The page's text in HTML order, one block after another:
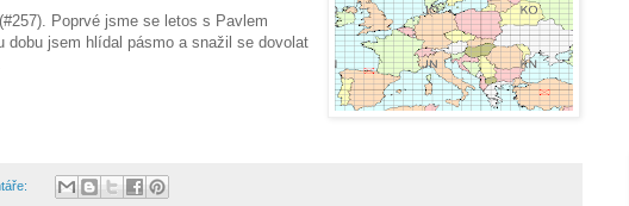
Poprvé jsme se letos s Pavlem
dobu jsem hlídal pásmo a snažil se dovolat